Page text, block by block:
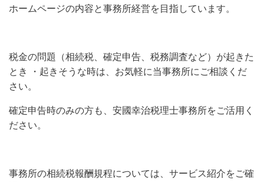
ホームページの内容と事務所経営を目指しています。
税金の問題（相続税、確定申告、税務調査など）が起きた
とき ・起きそうな時は、お気軽に当事務所にご相談くだ
さい。
確定申告時のみの方も、安國幸治税理士事務所をご活用く
ださい。
事務所の相続税報酬規程については、サービス紹介をご確